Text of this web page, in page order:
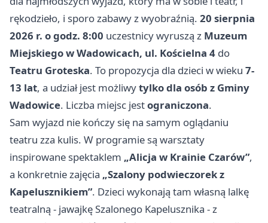
rękodzieło, i sporo zabawy z wyobraźnią. 20 sierpnia
2026 r. o godz. 8:00 uczestnicy wyruszą z Muzeum
Miejskiego w Wadowicach, ul. Kościelna 4 do
Teatru Groteska. To propozycja dla dzieci w wieku 7-
13 lat, a udział jest możliwytylko dla osób z Gminy
Wadowice. Liczba miejsc jestograniczona.
Sam wyjazd nie kończy się na samym oglądaniu
teatru zza kulis. W programie są warsztaty
inspirowane spektaklem „Alicja w Krainie Czarów”,
a konkretnie zajęcia „Szalony podwieczorek z
Kapelusznikiem”. Dzieci wykonają tam własną lalkę
teatralną - jawajkę Szalonego Kapelusznika - z